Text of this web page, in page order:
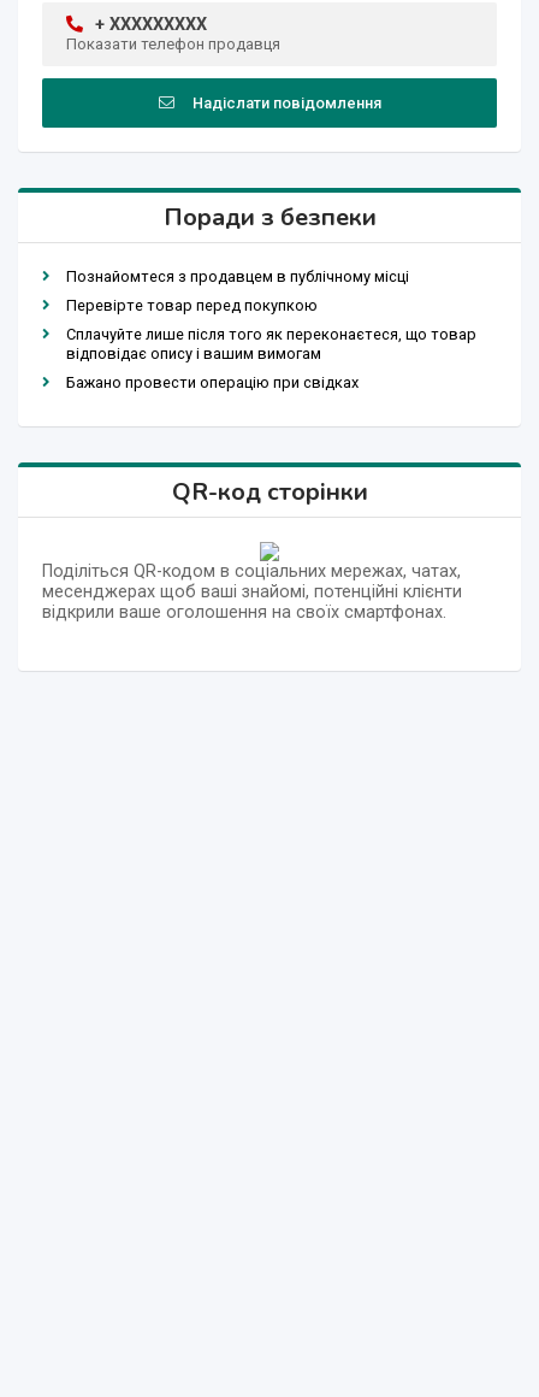
+ XXXXXXXXX
Показати телефон продавця
Надіслати повідомлення
Поради з безпеки
Познайомтеся з продавцем в публічному місці
Перевірте товар перед покупкою
Сплачуйте лише після того як переконаєтеся, що товар
відповідає опису і вашим вимогам
Бажано провести операцію при свідках
QR-код сторінки
Поділіться QR-кодом в соціальних мережах, чатах,
месенджерах щоб ваші знайомі, потенційні клієнти
відкрили ваше оголошення на своїх смартфонах.